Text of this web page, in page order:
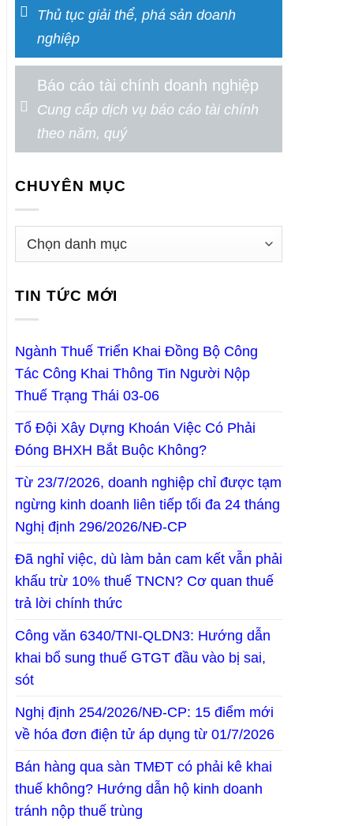
Thủ tục giải thể, phá sản doanh
nghiệp
Báo cáo tài chính doanh nghiệp
Cung cấp dịch vụ báo cáo tài chính
theo năm, quý
CHUYÊN MỤC
TIN TỨC MỚI
Ngành Thuế Triển Khai Đồng Bộ Công
Tác Công Khai Thông Tin Người Nộp
Thuế Trạng Thái 03-06
Tổ Đội Xây Dựng Khoán Việc Có Phải
Đóng BHXH Bắt Buộc Không?
Từ 23/7/2026, doanh nghiệp chỉ được tạm
ngừng kinh doanh liên tiếp tối đa 24 tháng
Nghị định 296/2026/NĐ-CP
Đã nghỉ việc, dù làm bản cam kết vẫn phải
khấu trừ 10% thuế TNCN? Cơ quan thuế
trả lời chính thức
Công văn 6340/TNI-QLDN3: Hướng dẫn
khai bổ sung thuế GTGT đầu vào bị sai,
sót
Nghị định 254/2026/NĐ-CP: 15 điểm mới
về hóa đơn điện tử áp dụng từ 01/7/2026
Bán hàng qua sàn TMĐT có phải kê khai
thuế không? Hướng dẫn hộ kinh doanh
tránh nộp thuế trùng